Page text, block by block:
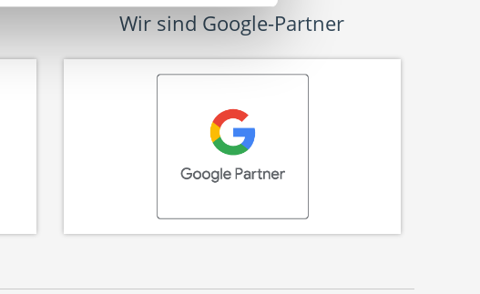
Wir sind Google-Partner